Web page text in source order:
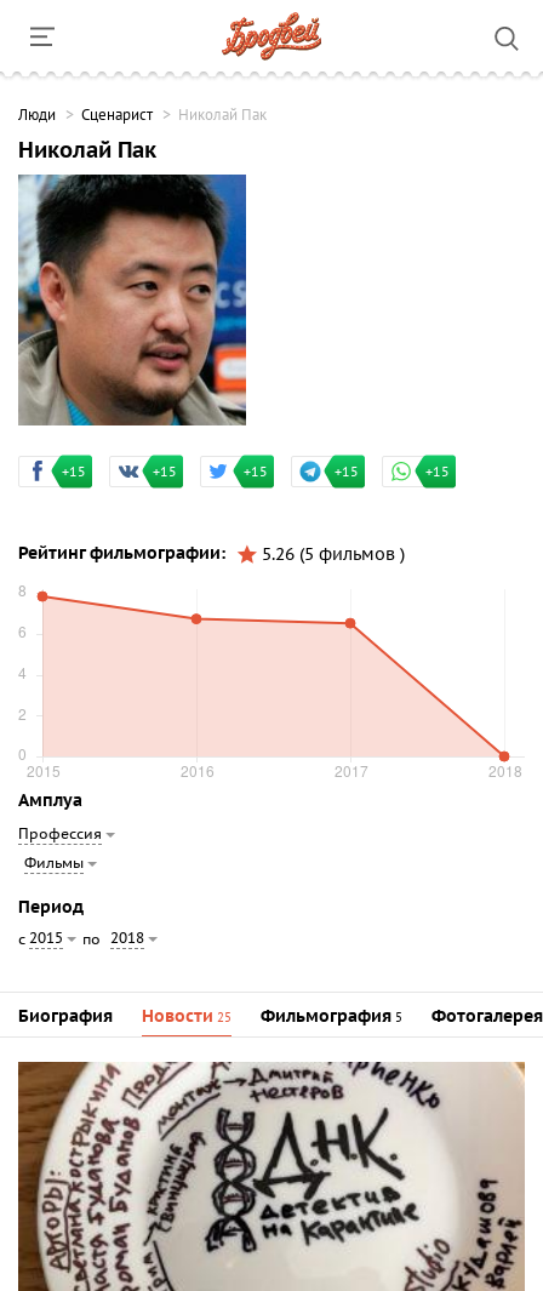
Люди Сценарист Николай Пак
Николай Пак
+15 +15 +15 +15 +15
Рейтинг фильмографии: 5.26 (5 фильмов )
Амплуа
Профессия
Фильмы
Период
с 2015 по 2018
Биография Новости 25 Фильмография 5 Фотогалерея